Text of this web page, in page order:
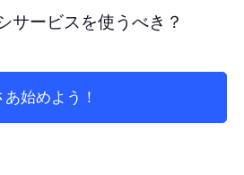
サービスを使うべき？
あ始めよう！